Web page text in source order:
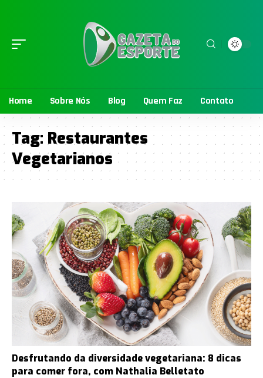
Home Sobre Nós Blog Quem Faz Contato
Tag: Restaurantes
Vegetarianos
Desfrutando da diversidade vegetariana: 8 dicas
para comer fora, com Nathalia Belletato